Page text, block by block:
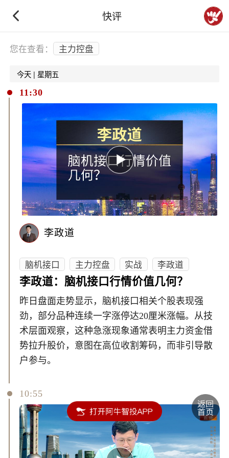
快评
下拉刷新
您在查看： 主力控盘
今天 | 星期五
11:30
李政道
脑机接口 主力控盘 实战
李政道
李政道：脑机接口行情价值几何？
昨日盘面走势显示，脑机接口相关个股表现强
劲，部分品种连续一字涨停达20厘米涨幅。从技
术层面观察，这种急涨现象通常表明主力资金借
势拉升股价，意图在高位收割筹码，而非引导散
户参与。
10:55